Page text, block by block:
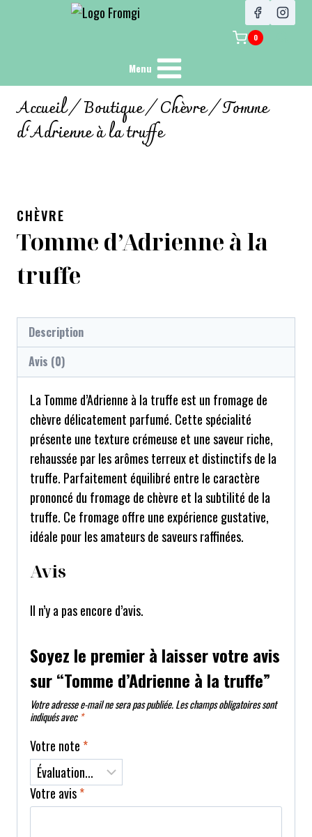
0
Menu
Accueil/Boutique/Chèvre/Tomme
d’Adrienne à la truffe
CHÈVRE
Tomme d’Adrienne à la
truffe
Description
Avis (0)
La Tomme d’Adrienne à la truffe est un fromage de
chèvre délicatement parfumé. Cette spécialité
présente une texture crémeuse et une saveur riche,
rehaussée par les arômes terreux et distinctifs de la
truffe. Parfaitement équilibré entre le caractère
prononcé du fromage de chèvre et la subtilité de la
truffe. Ce fromage offre une expérience gustative,
idéale pour les amateurs de saveurs raffinées.
Avis
Il n’y a pas encore d’avis.
Soyez le premier à laisser votre avis
sur “Tomme d’Adrienne à la truffe”
Votre adresse e-mail ne sera pas publiée.Les champs obligatoires sont
indiqués avec *
Votre note *
Votre avis*